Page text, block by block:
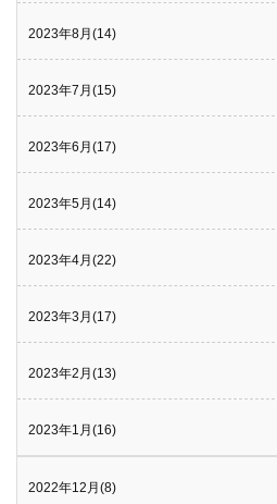
2023年8月(14)
2023年7月(15)
2023年6月(17)
2023年5月(14)
2023年4月(22)
2023年3月(17)
2023年2月(13)
2023年1月(16)
2022年12月(8)